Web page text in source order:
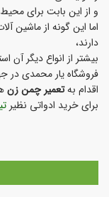
و از این بابت برای
اما این گونه از ماشین
دارند،
بیشتر از انواع دیگر آن
فروشگاه یار محمدی در
اقدام بهتعمیر چمن زن
برای خرید ادواتی نظیر